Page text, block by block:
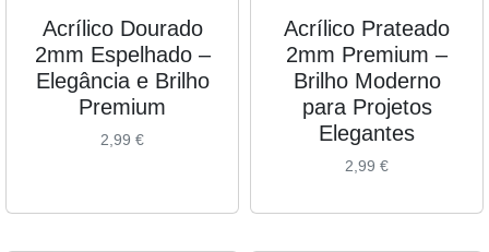
Acrílico Dourado
2mm Espelhado –
Elegância e Brilho
Premium
2,99 €
Acrílico Prateado
2mm Premium –
Brilho Moderno
para Projetos
Elegantes
2,99 €